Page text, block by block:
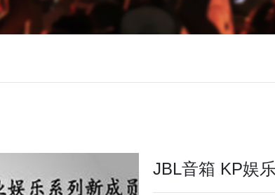
JBL音箱 KP娱